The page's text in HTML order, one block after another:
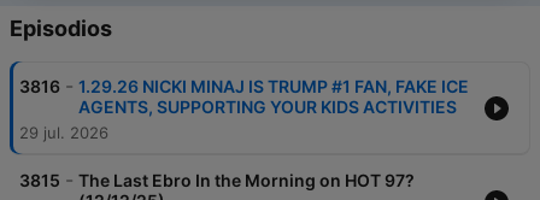
Episodios
3816 - 1.29.26 NICKI MINAJ IS TRUMP #1 FAN, FAKE ICE
AGENTS, SUPPORTING YOUR KIDS ACTIVITIES
29 jul. 2026
3815 - The Last Ebro In the Morning on HOT 97?